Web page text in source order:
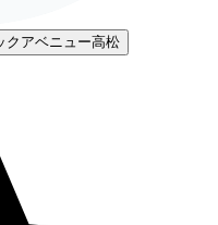
クアベニュー高松